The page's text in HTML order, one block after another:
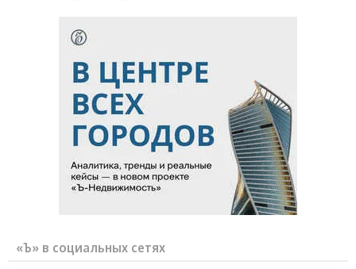
«Ъ» в социальных сетях